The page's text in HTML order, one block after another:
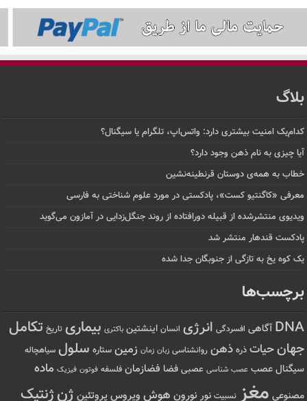
بلاگ
کدام‌یک امنیت بیشتری دارد: واتس‌اپ، تلگرام یا سیگنال؟
آیا چیزی به نام ذهن وجود دارد؟
خطاب به همه‌ی دوستان قرنطینه‌نشین
معرفی «کاگنتیو کست»، پادکستی در مورد علوم شناختی به فارسی
ویدیوی منتشرشده از قبیله دورافتاده‌ از روند جنگل‌زدایی در آمازون می‌گوید
پادکست قندهار منتشر شد
یک کوه یخ به تازگی از جنوبگان جدا شده
برچسب‌ها
DNA آگاهی افسردگی انرژی انسان اینشتین باکتری بیماری تاریخ تکامل
جهانحیات ذره ذهن روانشناسی زبان زمان زمین ستاره سلول سیاهچاله
سیگنال عصب عصب شناسی عصبی فضا فضازمان فلسفه فوتون فیزیک ماده
مصنوعی مغز نسبیت نور نورون هوش ویروس پروتئین ژنژنتیک